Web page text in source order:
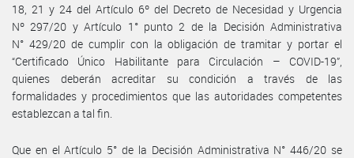
18, 21 y 24 del Artículo 6º del Decreto de Necesidad y Urgencia
Nº 297/20 y Artículo 1° punto 2 de la Decisión Administrativa
N° 429/20 de cumplir con la obligación de tramitar y portar el
“Certificado Único Habilitante para Circulación – COVID-19”,
quienes deberán acreditar su condición a través de las
formalidades y procedimientos que las autoridades competentes
establezcan a tal fin.
Que en el Artículo 5° de la Decisión Administrativa N° 446/20 se